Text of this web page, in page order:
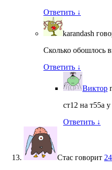
Ответить ↓
karandash
Сколько обошлось
Ответить ↓
Виктор
ст12 на т55а
Ответить ↓
Стас говорит